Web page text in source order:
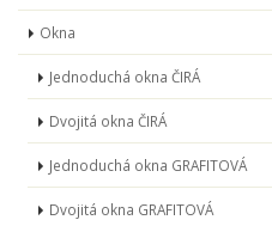
Okna
Jednoduchá okna ČIRÁ
Dvojitá okna ČIRÁ
Jednoduchá okna GRAFITOVÁ
Dvojitá okna GRAFITOVÁ